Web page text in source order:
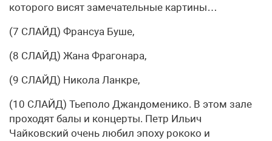
которого висят замечательные картины…
(7 СЛАЙД) Франсуа Буше,
(8 СЛАЙД) Жана Фрагонара,
(9 СЛАЙД) Никола Ланкре,
(10 СЛАЙД) Тьеполо Джандоменико. В этом зале
проходят балы и концерты. Петр Ильич
Чайковский очень любил эпоху рококо и